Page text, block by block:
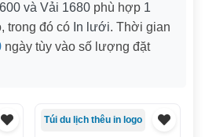
và Vải 1680 phù hợp 1
trong đó có In lưới. Thời gian
ngày tùy vào số lượng đặt
Túi du lịch thêu in logo